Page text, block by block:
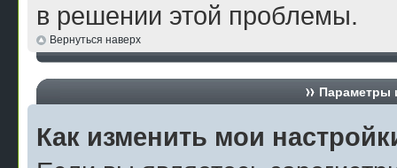
в решении этой проблемы.
Вернуться наверх
Параметры
Как изменить мои